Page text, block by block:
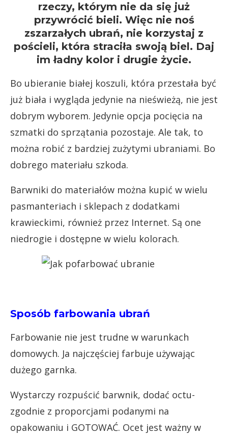
rzeczy, którym nie da się już
przywrócić bieli. Więc nie noś
zszarzałych ubrań, nie korzystaj z
pościeli, która straciła swoją biel. Daj
im ładny kolor i drugie życie.
Bo ubieranie białej koszuli, która przestała być
już biała i wygląda jedynie na nieświeżą, nie jest
dobrym wyborem. Jedynie opcja pocięcia na
szmatki do sprzątania pozostaje. Ale tak, to
można robić z bardziej zużytymi ubraniami. Bo
dobrego materiału szkoda.
Barwniki do materiałów można kupić w wielu
pasmanteriach i sklepach z dodatkami
krawieckimi, również przez Internet. Są one
niedrogie i dostępne w wielu kolorach.
Sposób farbowania ubrań
Farbowanie nie jest trudne w warunkach
domowych. Ja najczęściej farbuje używając
dużego garnka.
Wystarczy rozpuścić barwnik, dodać octu-
zgodnie z proporcjami podanymi na
opakowaniu i GOTOWAĆ. Ocet jest ważny w